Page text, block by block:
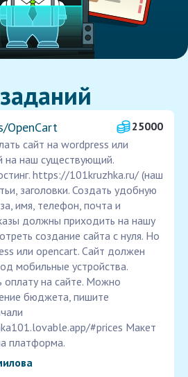
OpenCart
25000
сайт на wordpress или
на наш существующий.
https://101kruzhka.ru/ (наш
заголовки. Создать удобную
имя, телефон, почта и
должны приходить на нашу
создание сайта с нуля. Но
или opencart. Сайт должен
мобильные устройства.
оплату на сайте. Можно
бюджета, пишите
#prices Макет
платформа.